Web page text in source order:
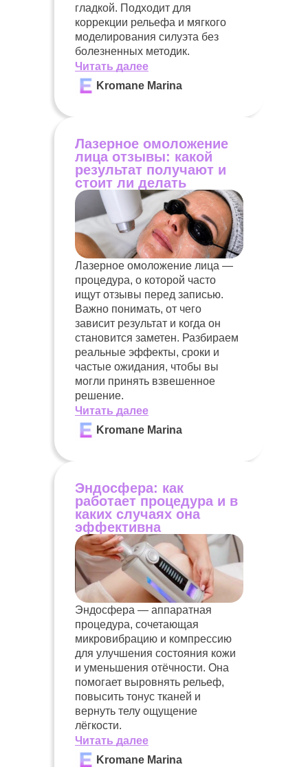
гладкой. Подходит для
коррекции рельефа и мягкого
моделирования силуэта без
болезненных методик.
Читать далее
Kromane Marina
Лазерное омоложение
лица отзывы: какой
результат получают и
стоит ли делать
Лазерное омоложение лица —
процедура, о которой часто
ищут отзывы перед записью.
Важно понимать, от чего
зависит результат и когда он
становится заметен. Разбираем
реальные эффекты, сроки и
частые ожидания, чтобы вы
могли принять взвешенное
решение.
Читать далее
Kromane Marina
Эндосфера: как
работает процедура и в
каких случаях она
эффективна
Эндосфера — аппаратная
процедура, сочетающая
микровибрацию и компрессию
для улучшения состояния кожи
и уменьшения отёчности. Она
помогает выровнять рельеф,
повысить тонус тканей и
вернуть телу ощущение
лёгкости.
Читать далее
Kromane Marina